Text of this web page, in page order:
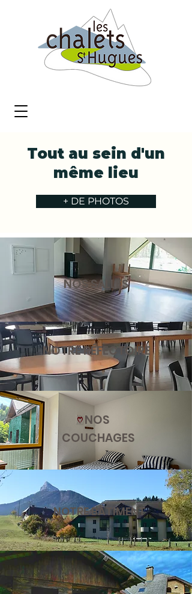
Tout au sein d'un
même lieu
+ DE PHOTOS
NOS SALLES
NOTRE RÉFECTOIRE
NOS
COUCHAGES
NOTRE BÂTIMENT